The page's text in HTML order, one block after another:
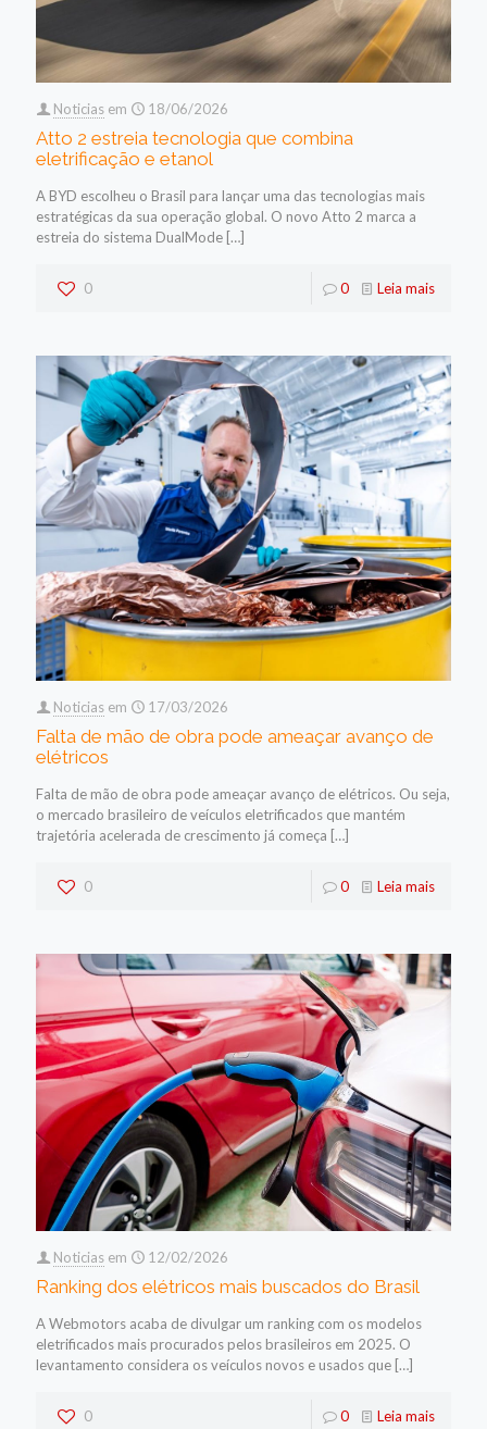
Noticias em 18/06/2026
Atto 2 estreia tecnologia que combina
eletrificação e etanol
A BYD escolheu o Brasil para lançar uma das tecnologias mais
estratégicas da sua operação global. O novo Atto 2 marca a
estreia do sistema DualMode […]
0 0 Leia mais
Noticias em 17/03/2026
Falta de mão de obra pode ameaçar avanço de
elétricos
Falta de mão de obra pode ameaçar avanço de elétricos. Ou seja,
o mercado brasileiro de veículos eletrificados que mantém
trajetória acelerada de crescimento já começa […]
0 0 Leia mais
Noticias em 12/02/2026
Ranking dos elétricos mais buscados do Brasil
A Webmotors acaba de divulgar um ranking com os modelos
eletrificados mais procurados pelos brasileiros em 2025. O
levantamento considera os veículos novos e usados que […]
0 0 Leia mais